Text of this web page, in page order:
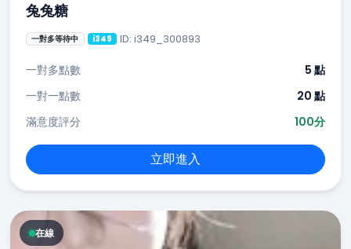
兔兔糖
一對多等待中 i349 ID: i349_300893
一對多點數
5 點
一對一點數
20 點
滿意度評分
100分
立即進入
在線